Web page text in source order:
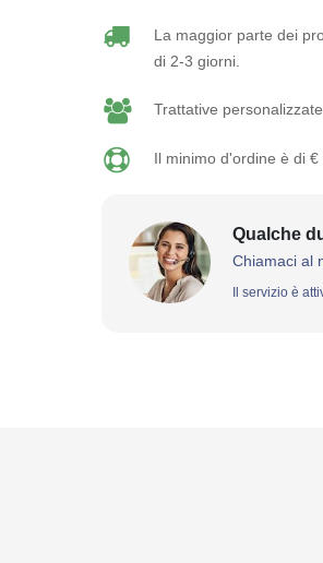
La maggior parte dei
di 2-3 giorni.
Trattative
Il minimo d'ordine è di €
Qualche
Chiamaci al
Il servizio è